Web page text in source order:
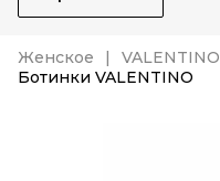
Женское VALENTINO
Ботинки VALENTINO